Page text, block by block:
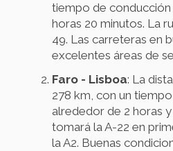
tiempo de
horas 20 minutos. La
49. Las carreteras en
excelentes áreas de
Faro - Lisboa: La
278 km, con un
alrededor de 2 horas
tomará la A-22 en
la A2. Buenas